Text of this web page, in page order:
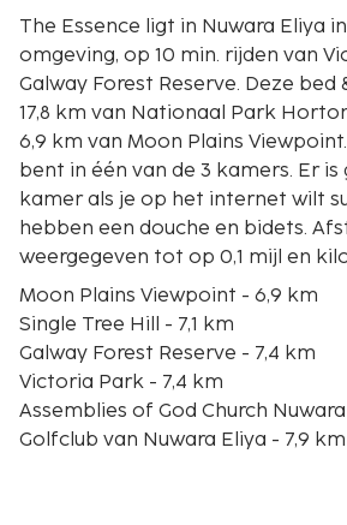
The Essence ligt in Nuwara Eliya
omgeving, op 10 min. rijden van
Galway Forest Reserve. Deze bed & breakfast ligt op
17,8 km van Nationaal Park
6,9 km van Moon Plains
bent in één van de 3 kamers. Er
kamer als je op het internet wilt
hebben een douche en bidets.
weergegeven tot op 0,1 mijl en
Moon Plains Viewpoint - 6,9 km
Single Tree Hill - 7,1 km
Galway Forest Reserve - 7,4 km
Victoria Park - 7,4 km
Assemblies of God Church
Golfclub van Nuwara Eliya - 7,9 km